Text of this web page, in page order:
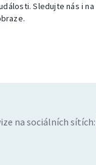
Sledujte nás i na
na sociálních sítích: